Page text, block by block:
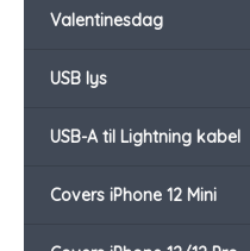
Valentinesdag
USB lys
USB-A til Lightning kabel
Covers iPhone 12 Mini